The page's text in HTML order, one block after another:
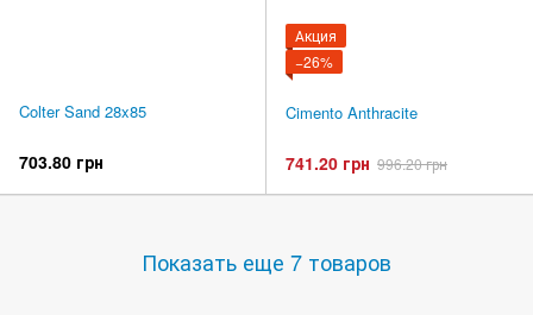
Colter Sand 28x85
703.80 грн
Акция
−26%
Cimento Anthracite
741.20 грн 996.20 грн
Показать еще 7 товаров